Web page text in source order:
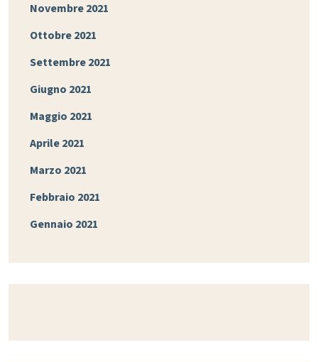
Novembre 2021
Ottobre 2021
Settembre 2021
Giugno 2021
Maggio 2021
Aprile 2021
Marzo 2021
Febbraio 2021
Gennaio 2021